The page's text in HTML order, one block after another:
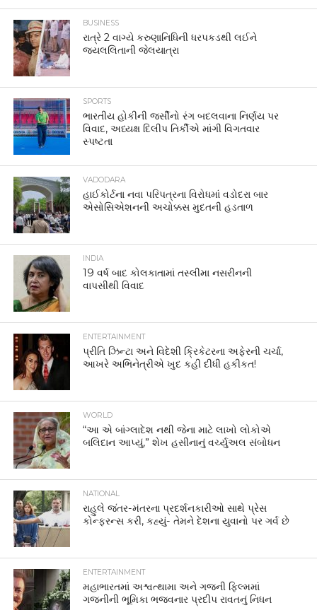
BUSINESS
રાત્રે 2 વાગ્યે કરુણાનિધિની ધરપકડથી લઈને
જયલલિતાની જેલયાત્રા
SPORTS
ભારતીય હોકીની જર્સીનો રંગ બદલવાના નિર્ણય પર
વિવાદ, અધ્યક્ષ દિલીપ તિર્કીએ માંગી વિગતવાર
સ્પષ્ટતા
VADODARA
હાઈકોર્ટના નવા પરિપત્રના વિરોધમાં વડોદરા બાર
એસોસિએશનની અચોક્કસ મુદતની હડતાળ
INDIA
19 વર્ષ બાદ કોલકાતામાં તસ્લીમા નસરીનની
વાપસીથી વિવાદ
ENTERTAINMENT
પ્રીતિ ઝિન્ટા અને વિદેશી ક્રિકેટરના અફેરની ચર્ચા,
આખરે અભિનેત્રીએ ખુદ કહી દીધી હકીકત!
WORLD
“આ એ બાંગ્લાદેશ નથી જેના માટે લાખો લોકોએ
બલિદાન આપ્યું,” શેખ હસીનાનું વર્ચ્યુઅલ સંબોધન
NATIONAL
રાહુલે જંતર-મંતરના પ્રદર્શનકારીઓ સાથે પ્રેસ
કોન્ફરન્સ કરી, કહ્યું- તેમને દેશના યુવાનો પર ગર્વ છે
ENTERTAINMENT
મહાભારતમાં અશ્વત્થામા અને ગજની ફિલ્મમાં
ગજનીની ભૂમિકા ભજવનાર પ્રદીપ રાવતનું નિધન